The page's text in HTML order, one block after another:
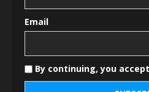
Email
By continuing, you